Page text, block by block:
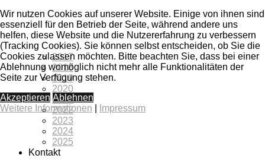
2017
2018
2019
2020
2021
2022
2023
2024
2025
Kontakt
Wir nutzen Cookies auf unserer Website. Einige von ihnen sind
essenziell für den Betrieb der Seite, während andere uns
helfen, diese Website und die Nutzererfahrung zu verbessern
(Tracking Cookies). Sie können selbst entscheiden, ob Sie die
Cookies zulassen möchten. Bitte beachten Sie, dass bei einer
Ablehnung womöglich nicht mehr alle Funktionalitäten der
Seite zur Verfügung stehen.
Akzeptieren Ablehnen
Weitere Informationen
Impressum